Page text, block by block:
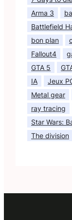
Arma 3
Battlefield
bon plan
Fallout4
GTA 5
IA
Jeux
Metal gear
ray tracing
Star Wars:
The division